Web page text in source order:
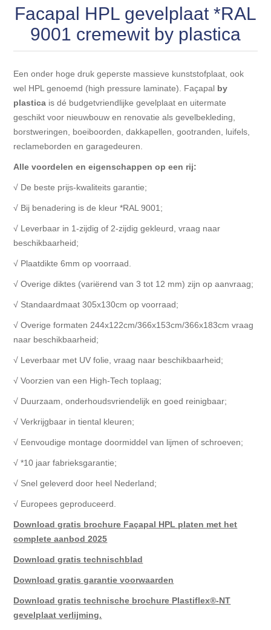
Blokhut opbouwservice
Gevelbekleding NORDHIIL® fijn diep zwart hout voor
prachtige gevels!
Gevelbekleding Woodritch
Gevelbekleding sioo:x & radiata-pine vulcan concept
Gevel-en dakrand bekleding Novalit outdoor® made by
Gevelbekleding HDM outdoor ® weersbestendige
massief click 'N screw gevelpanelen
Toebehoren voor gevelbekleding
Scheepsbodem vloeren o.a. laminaat &
houtlamelparket
fineerparket
Ondervloeren/toebehoren voor SPC vinyl vloeren
Plinten
Aluminium profielen
Vloeren legservice door professionals
Luxe massief houten wandbekleding
Facapal HPL gevelplaat *RAL
9001 cremewit by plastica
Een onder hoge druk geperste massieve kunststofplaat, ook
wel HPL genoemd (high pressure laminate). Façapal by
plastica is dé budgetvriendlijke gevelplaat en uitermate
geschikt voor nieuwbouw en renovatie als gevelbekleding,
borstweringen, boeiboorden, dakkapellen, gootranden, luifels,
reclameborden en garagedeuren.
Alle voordelen en eigenschappen op een rij:
√ De beste prijs-kwaliteits garantie;
√ Bij benadering is de kleur *RAL 9001;
√ Leverbaar in 1-zijdig of 2-zijdig gekleurd, vraag naar
beschikbaarheid;
√ Plaatdikte 6mm op voorraad.
√ Overige diktes (variërend van 3 tot 12 mm) zijn op aanvraag;
√ Standaardmaat 305x130cm op voorraad;
√ Overige formaten 244x122cm/366x153cm/366x183cm vraag
naar beschikbaarheid;
√ Leverbaar met UV folie, vraag naar beschikbaarheid;
√ Voorzien van een High-Tech toplaag;
√ Duurzaam, onderhoudsvriendelijk en goed reinigbaar;
√ Verkrijgbaar in tiental kleuren;
√ Eenvoudige montage doormiddel van lijmen of schroeven;
√ *10 jaar fabrieksgarantie;
√ Snel geleverd door heel Nederland;
√ Europees geproduceerd.
Download gratis brochure Façapal HPL platen met het
complete aanbod 2025
Download gratis technischblad
Download gratis garantie voorwaarden
Download gratis technische brochure Plastiflex®-NT
gevelplaat verlijming.